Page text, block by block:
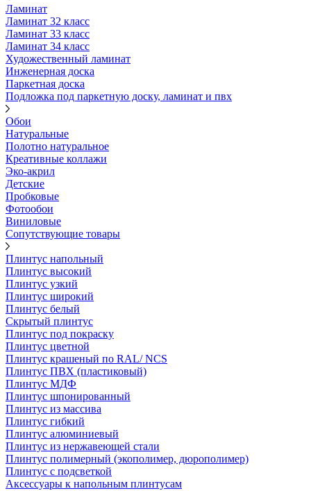
Ламинат
Ламинат 32 класс
Ламинат 33 класс
Ламинат 34 класс
Художественный ламинат
Инженерная доска
Паркетная доска
Подложка под паркетную доску, ламинат и пвх
Обои
Натуральные
Полотно натуральное
Креативные коллажи
Эко-акрил
Детские
Пробковые
Фотообои
Виниловые
Сопутствующие товары
Плинтус напольный
Плинтус высокий
Плинтус узкий
Плинтус широкий
Плинтус белый
Скрытый плинтус
Плинтус под покраску
Плинтус цветной
Плинтус крашеный по RAL/ NCS
Плинтус ПВХ (пластиковый)
Плинтус МДФ
Плинтус шпонированный
Плинтус из массива
Плинтус гибкий
Плинтус алюминиевый
Плинтус из нержавеющей стали
Плинтус полимерный (экополимер, дюрополимер)
Плинтус с подсветкой
Аксессуары к напольным плинтусам